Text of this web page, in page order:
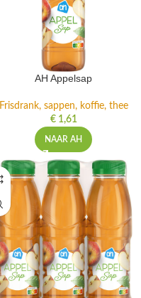
AH Appelsap
Frisdrank, sappen, koffie, thee
€1,61
NAAR AH